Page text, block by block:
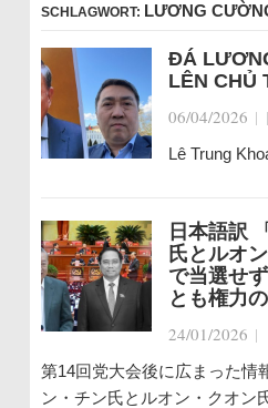
SCHLAGWORT: LƯƠNG
ĐÁ
LÊN CHỦ
06/04/2026 | |
Lê Trung
日本語訳
氏とルオ
で当選せ
とも権力
24/01/2026 |
第14回党大会後に広まった情
ン・チン氏とルオン・クオン